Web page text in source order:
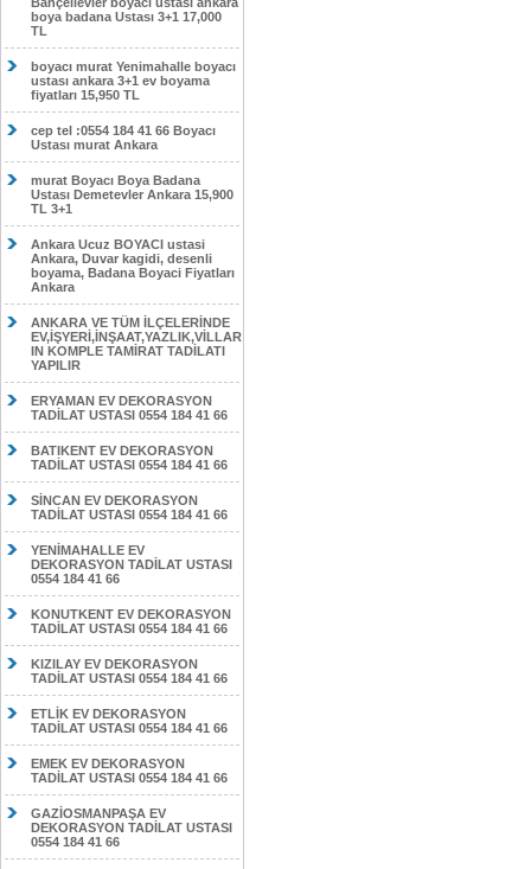
boya badana Ustası 3+1 17,000
TL
boyacı murat Yenimahalle boyacı
ustası ankara 3+1 ev boyama
fiyatları 15,950 TL
cep tel :0554 184 41 66 Boyacı
Ustası murat Ankara
murat Boyacı Boya Badana
Ustası Demetevler Ankara 15,900
TL 3+1
Ankara Ucuz BOYACI ustasi
Ankara, Duvar kagidi, desenli
boyama, Badana Boyaci Fiyatları
Ankara
ANKARA VE TÜM İLÇELERİNDE
EV,İŞYERİ,İNŞAAT,YAZLIK,VİLLAR
IN KOMPLE TAMİRAT TADİLATI
YAPILIR
ERYAMAN EV DEKORASYON
TADİLAT USTASI 0554 184 41 66
BATIKENT EV DEKORASYON
TADİLAT USTASI 0554 184 41 66
SİNCAN EV DEKORASYON
TADİLAT USTASI 0554 184 41 66
YENİMAHALLE EV
DEKORASYON TADİLAT USTASI
0554 184 41 66
KONUTKENT EV DEKORASYON
TADİLAT USTASI 0554 184 41 66
KIZILAY EV DEKORASYON
TADİLAT USTASI 0554 184 41 66
ETLİK EV DEKORASYON
TADİLAT USTASI 0554 184 41 66
EMEK EV DEKORASYON
TADİLAT USTASI 0554 184 41 66
GAZİOSMANPAŞA EV
DEKORASYON TADİLAT USTASI
0554 184 41 66